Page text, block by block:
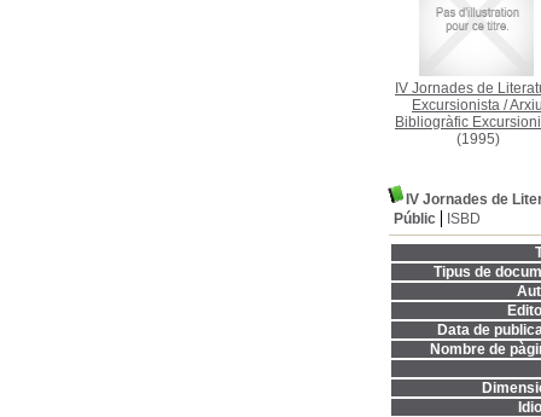
IV Jornades de
Excursionista /
Bibliogràfic
(1995)
IV Jornades de
Públic
ISBD
Tipus de
Data de
Nombre de